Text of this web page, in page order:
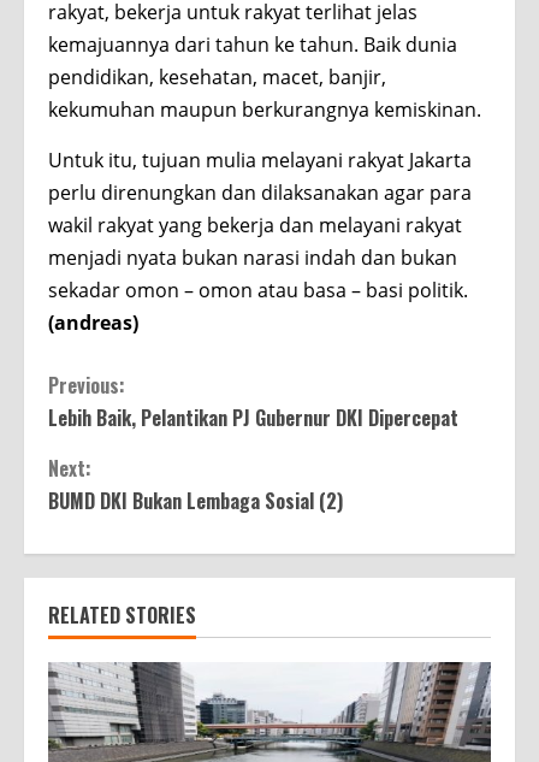
rakyat, bekerja untuk rakyat terlihat jelas
kemajuannya dari tahun ke tahun. Baik dunia
pendidikan, kesehatan, macet, banjir,
kekumuhan maupun berkurangnya kemiskinan.
Untuk itu, tujuan mulia melayani rakyat Jakarta
perlu direnungkan dan dilaksanakan agar para
wakil rakyat yang bekerja dan melayani rakyat
menjadi nyata bukan narasi indah dan bukan
sekadar omon – omon atau basa – basi politik.
(andreas)
Continue
Reading
Previous:
Lebih Baik, Pelantikan PJ Gubernur DKI Dipercepat
Next:
BUMD DKI Bukan Lembaga Sosial (2)
RELATED STORIES